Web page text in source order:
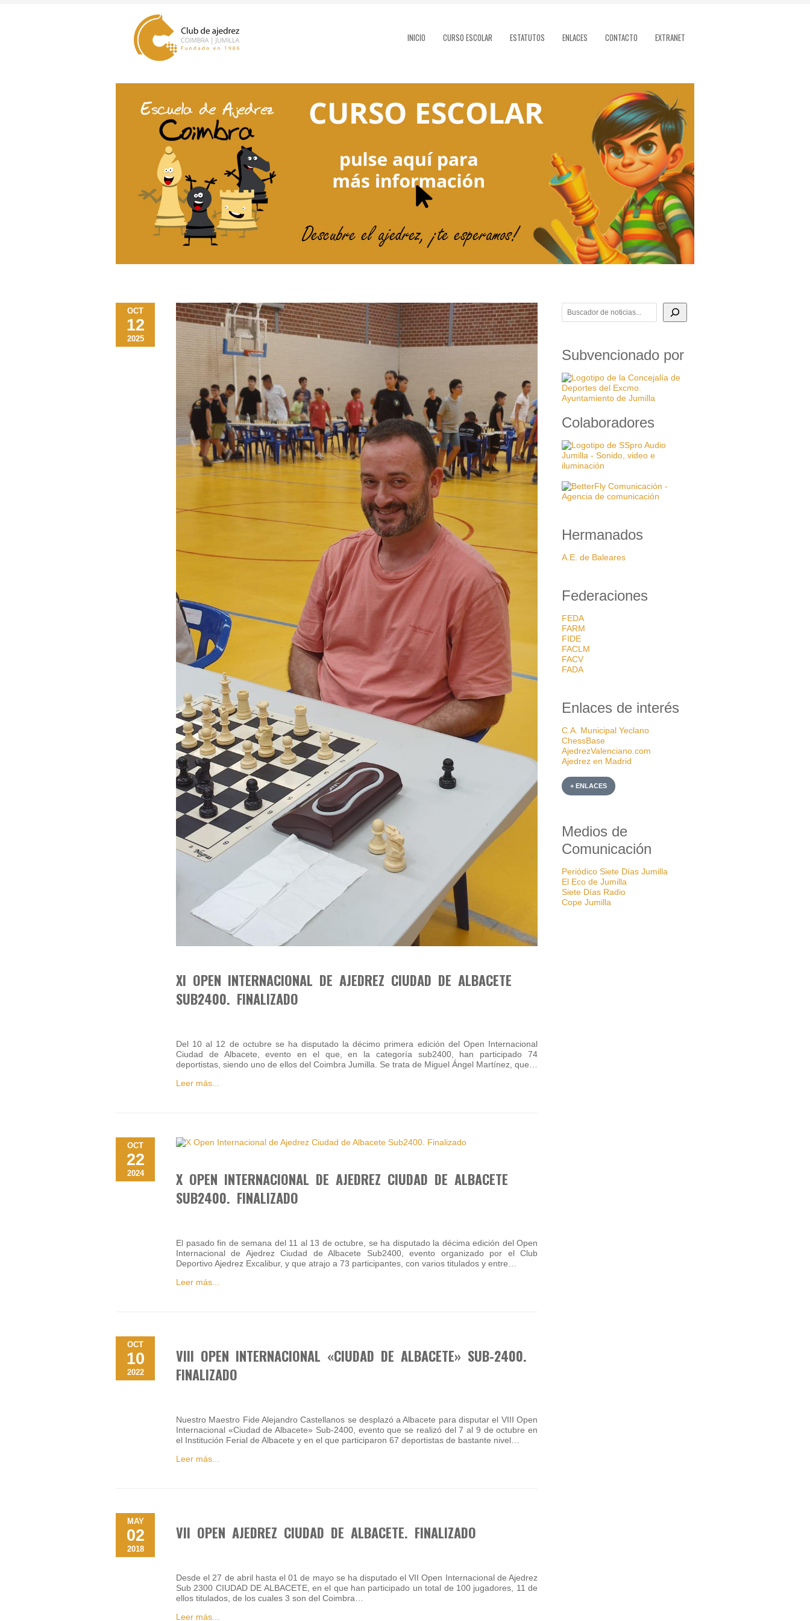
INICIO CURSO ESCOLAR ESTATUTOS ENLACES CONTACTO EXTRANET
OCT
12
2025
XI OPEN INTERNACIONAL DE AJEDREZ CIUDAD DE ALBACETE
SUB2400. FINALIZADO
Del 10 al 12 de octubre se ha disputado la décimo primera edición del Open Internacional
Ciudad de Albacete, evento en el que, en la categoría sub2400, han participado 74
deportistas, siendo uno de ellos del Coimbra Jumilla. Se trata de Miguel Ángel Martínez, que…
Leer más...
OCT
22
2024
X OPEN INTERNACIONAL DE AJEDREZ CIUDAD DE ALBACETE
SUB2400. FINALIZADO
El pasado fin de semana del 11 al 13 de octubre, se ha disputado la décima edición del Open
Internacional de Ajedrez Ciudad de Albacete Sub2400, evento organizado por el Club
Deportivo Ajedrez Excalibur, y que atrajo a 73 participantes, con varios titulados y entre…
Leer más...
OCT
10
2022
VIII OPEN INTERNACIONAL «CIUDAD DE ALBACETE» SUB-2400.
FINALIZADO
Nuestro Maestro Fide Alejandro Castellanos se desplazó a Albacete para disputar el VIII Open
Internacional «Ciudad de Albacete» Sub-2400, evento que se realizó del 7 al 9 de octubre en
el Institución Ferial de Albacete y en el que participaron 67 deportistas de bastante nivel…
Leer más...
MAY
02
2018
VII OPEN AJEDREZ CIUDAD DE ALBACETE. FINALIZADO
Desde el 27 de abril hasta el 01 de mayo se ha disputado el VII Open Internacional de Ajedrez
Sub 2300 CIUDAD DE ALBACETE, en el que han participado un total de 100 jugadores, 11 de
ellos titulados, de los cuales 3 son del Coimbra…
Leer más...
BUSCADOR DE NOTICIAS
Subvencionado por
Colaboradores
Hermanados
A.E. de Baleares
Federaciones
FEDA
FARM
FIDE
FACLM
FACV
FADA
Enlaces de interés
C.A. Municipal Yeclano
ChessBase
AjedrezValenciano.com
Ajedrez en Madrid
+ ENLACES
Medios de
Comunicación
Periódico Siete Días Jumilla
El Eco de Jumilla
Siete Días Radio
Cope Jumilla